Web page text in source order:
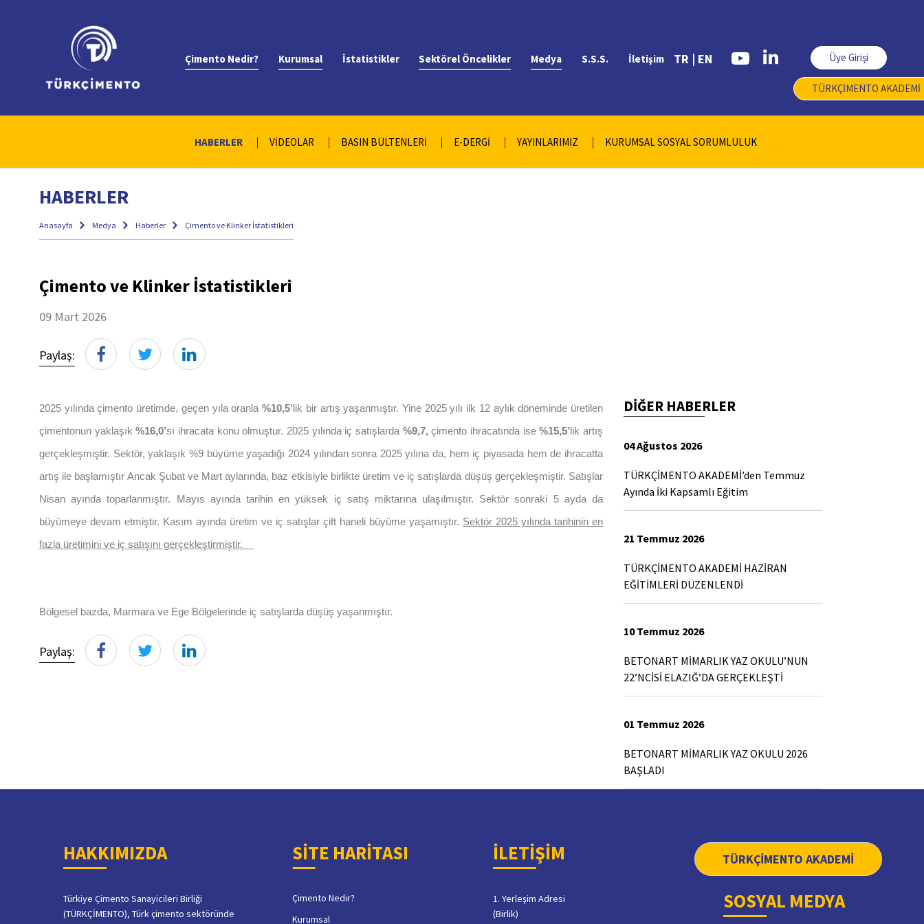
Çimento Nedir? Kurumsal İstatistikler Sektörel Öncelikler Medya S.S.S. İletişim TR | EN Üye Girişi
TÜRKÇİMENTO AKADEMİ
HABERLER VİDEOLAR BASIN BÜLTENLERİ E-DERGİ YAYINLARIMIZ KURUMSAL SOSYAL SORUMLULUK
HABERLER
Anasayfa Medya Haberler Çimento ve Klinker İstatistikleri
Çimento ve Klinker İstatistikleri
09 Mart 2026
Paylaş:
2025 yılında çimento üretimde, geçen yıla oranla%10,5’ lik bir artış yaşanmıştır. Yine 2025 yılı ilk 12 aylık döneminde üretilen
çimentonun yaklaşık%16,0’sı ihracata konu olmuştur. 2025 yılında iç satışlarda %9,7,çimento ihracatında ise%15,5’ lik artış
gerçekleşmiştir. Sektör, yaklaşık %9 büyüme yaşadığı 2024 yılından sonra 2025 yılına da, hem iç piyasada hem de ihracatta
artış ile başlamıştır Ancak Şubat ve Mart aylarında, baz etkisiyle birlikte üretim ve iç satışlarda düşüş gerçekleşmiştir. Satışlar
Nisan ayında toparlanmıştır. Mayıs ayında tarihin en yüksek iç satış miktarına ulaşılmıştır. Sektör sonraki 5 ayda da
büyümeye devam etmiştir. Kasım ayında üretim ve iç satışlar çift haneli büyüme yaşamıştır. Sektör 2025 yılında tarihinin en
fazla üretimini ve iç satışını gerçekleştirmiştir.
Bölgesel bazda, Marmara ve Ege Bölgelerinde iç satışlarda düşüş yaşanmıştır.
Paylaş:
DİĞER HABERLER
04 Ağustos 2026
TÜRKÇİMENTO AKADEMİ’den Temmuz
Ayında İki Kapsamlı Eğitim
21 Temmuz 2026
TÜRKÇİMENTO AKADEMİ HAZİRAN
EĞİTİMLERİ DÜZENLENDİ
10 Temmuz 2026
BETONART MİMARLIK YAZ OKULU’NUN
22’NCİSİ ELAZIĞ’DA GERÇEKLEŞTİ
01 Temmuz 2026
BETONART MİMARLIK YAZ OKULU 2026
BAŞLADI
HAKKIMIZDA
Türkiye Çimento Sanayicileri Birliği
(TÜRKÇİMENTO), Türk çimento sektöründe
SİTE HARİTASI
Çimento Nedir?
Kurumsal
İLETİŞİM
1. Yerleşim Adresi
(Birlik)
2. Yerleşim Adresi
(Ar-Ge Enstitüsü)
TÜRKÇİMENTO AKADEMİ
SOSYAL MEDYA